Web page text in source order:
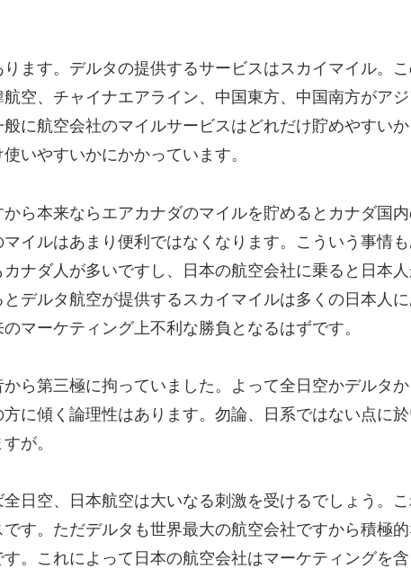
ます。デルタの提供するサービスはスカイマイル。
空、チャイナエアライン、中国東方、中国南方がア
に航空会社のマイルサービスはどれだけ貯めやすいか
いやすいかにかかっています。
ら本来ならエアカナダのマイルを貯めるとカナダ国
イルはあまり便利ではなくなります。こういう事情
ナダ人が多いですし、日本の航空会社に乗ると日本
デルタ航空が提供するスカイマイルは多くの日本人
マーケティング上不利な勝負となるはずです。
ら第三極に拘っていました。よって全日空かデルタか
に傾く論理性はあります。勿論、日系ではない点に
が。
日空、日本航空は大いなる刺激を受けるでしょう。
す。ただデルタも世界最大の航空会社ですから積極
。これによって日本の航空会社はマーケティングを含